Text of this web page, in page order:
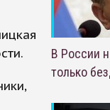
В России
только